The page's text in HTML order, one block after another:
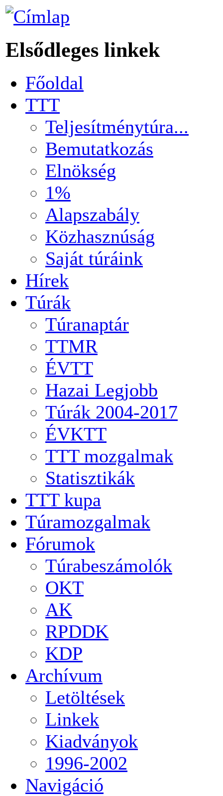
Elsődleges linkek
Főoldal
TTT
Teljesítménytúra...
Bemutatkozás
Elnökség
1%
Alapszabály
Közhasznúság
Saját túráink
Hírek
Túrák
Túranaptár
TTMR
ÉVTT
Hazai Legjobb
Túrák 2004-2017
ÉVKTT
TTT mozgalmak
Statisztikák
TTT kupa
Túramozgalmak
Fórumok
Túrabeszámolók
OKT
AK
RPDDK
KDP
Archívum
Letöltések
Linkek
Kiadványok
1996-2002
Navigáció